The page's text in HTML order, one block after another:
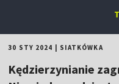
30 STY 2024 SIATKÓWKA
Kędzierzynianie